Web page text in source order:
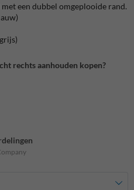
een dubbel omgeplooide rand.
rechts aanhouden kopen?